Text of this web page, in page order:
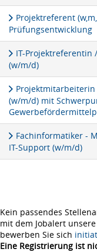
Projektreferent
Prüfungsentwicklung
IT-Projektreferentin
(w/m/d)
(w/m/d) mit
Fachinformatiker -
IT-Support (w/m/d)
Kein passendes
mit dem Jobalert
bewerben Sie sich
Eine Registrierung ist